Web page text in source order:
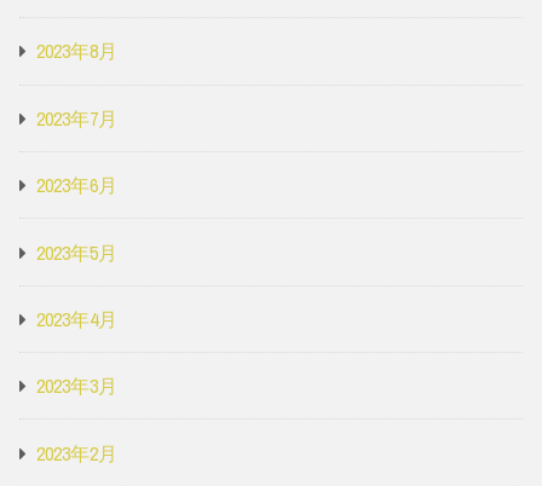
2023年8月
2023年7月
2023年6月
2023年5月
2023年4月
2023年3月
2023年2月